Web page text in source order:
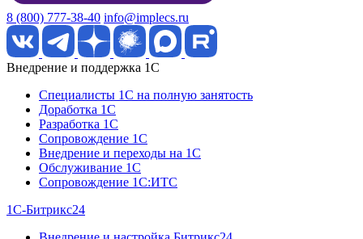
8 (800) 777-38-40 info@implecs.ru
Внедрение и поддержка 1C
Специалисты 1C на полную занятость
Доработка 1C
Разработка 1C
Сопровождение 1C
Внедрение и переходы на 1C
Обслуживание 1C
Сопровождение 1C:ИТС
1С-Битрикс24